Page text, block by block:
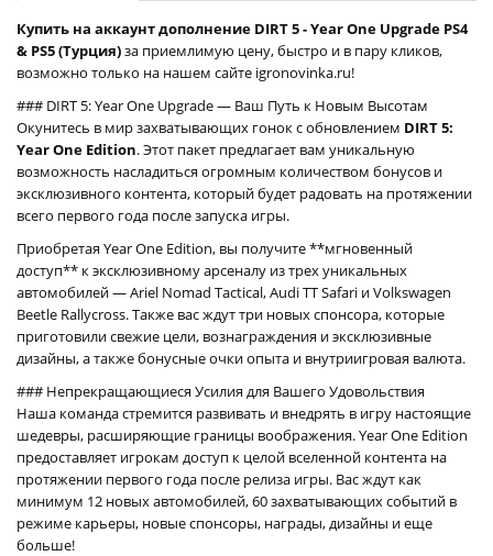
Купить на аккаунт дополнение DIRT 5 - Year One Upgrade PS4
& PS5 (Турция)за приемлимую цену, быстро и в пару кликов,
возможно только на нашем сайте igronovinka.ru!
### DIRT 5: Year One Upgrade — Ваш Путь к Новым Высотам
Окунитесь в мир захватывающих гонок с обновлением DIRT 5:
Year One Edition. Этот пакет предлагает вам уникальную
возможность насладиться огромным количеством бонусов и
эксклюзивного контента, который будет радовать на протяжении
всего первого года после запуска игры.
Приобретая Year One Edition, вы получите **мгновенный
доступ** к эксклюзивному арсеналу из трех уникальных
автомобилей — Ariel Nomad Tactical, Audi TT Safari и Volkswagen
Beetle Rallycross. Также вас ждут три новых спонсора, которые
приготовили свежие цели, вознаграждения и эксклюзивные
дизайны, а также бонусные очки опыта и внутриигровая валюта.
### Непрекращающиеся Усилия для Вашего Удовольствия
Наша команда стремится развивать и внедрять в игру настоящие
шедевры, расширяющие границы воображения. Year One Edition
предоставляет игрокам доступ к целой вселенной контента на
протяжении первого года после релиза игры. Вас ждут как
минимум 12 новых автомобилей, 60 захватывающих событий в
режиме карьеры, новые спонсоры, награды, дизайны и еще
больше!